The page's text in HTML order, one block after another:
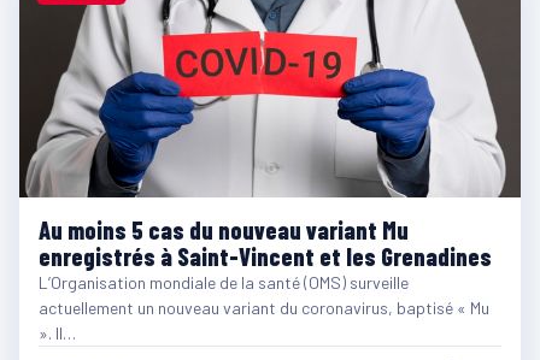
Au moins 5 cas du nouveau variant Mu
enregistrés à Saint-Vincent et les Grenadines
L’Organisation mondiale de la santé (OMS) surveille
actuellement un nouveau variant du coronavirus, baptisé « Mu
». Il…